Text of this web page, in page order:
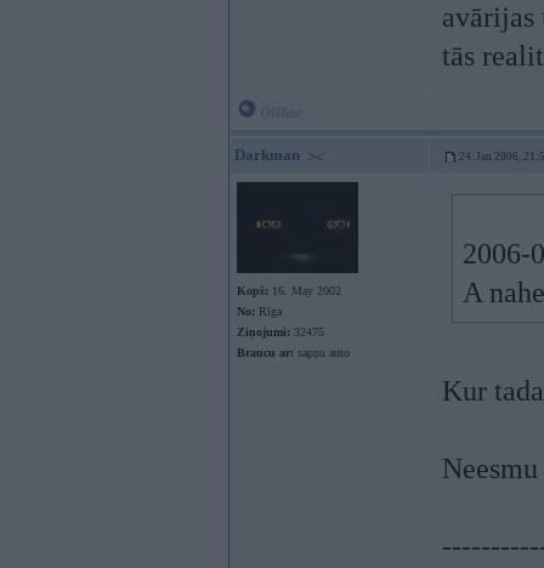
avārijas
tās
Darkman 24. Jan 2006,
Kopš: 16. May 2002
No: Rīga
Ziņojumi: 32475
Braucu ar: sapņu auto
2006-
A
Kur